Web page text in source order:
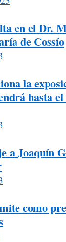
en el Dr.
de Cossío
la
hasta
a Joaquín
como